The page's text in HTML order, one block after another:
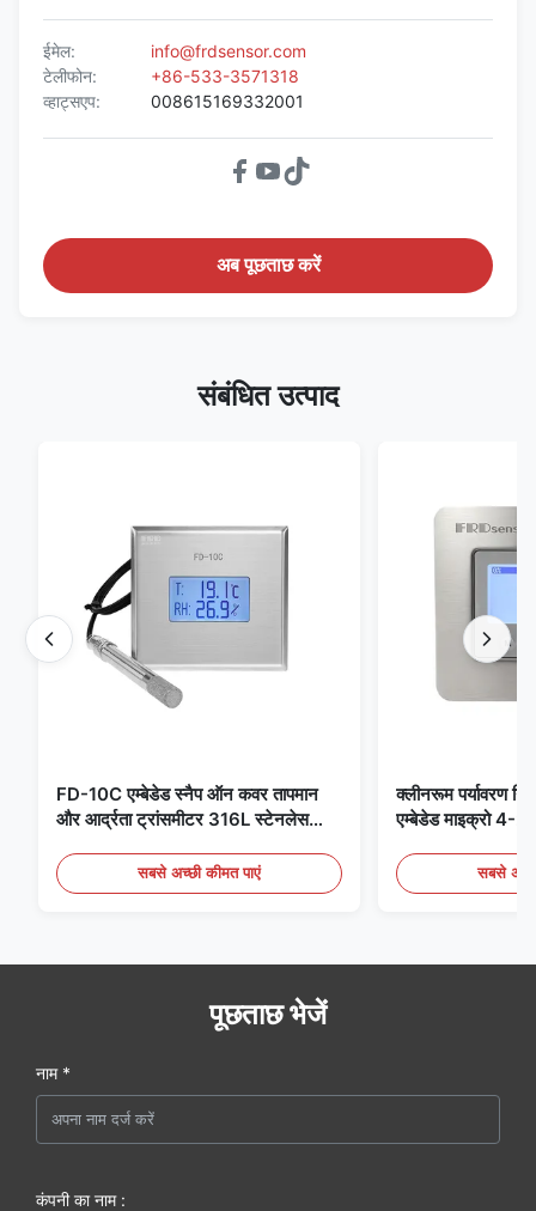
ईमेल:
info@frdsensor.com
टेलीफोन:
+86-533-3571318
व्हाट्सएप:
008615169332001
अब पूछताछ करें
संबंधित उत्पाद
FD-10C एम्बेडेड स्नैप ऑन कवर तापमान
और आर्द्रता ट्रांसमीटर 316L स्टेनलेस
सबसे अच्छी कीमत पाएं
क्लीनरूम पर्यावरण
एम्बेडेड माइक्रो 4-
सबसे
पूछताछ भेजें
नाम *
कंपनी का नाम :